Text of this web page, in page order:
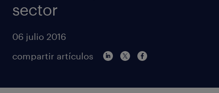
sector
06 julio 2016
compartir artículos